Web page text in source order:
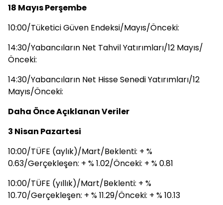
18 Mayıs Perşembe
10:00/Tüketici Güven Endeksi/Mayıs/Önceki:
14:30/Yabancıların Net Tahvil Yatırımları/12 Mayıs/
Önceki:
14:30/Yabancıların Net Hisse Senedi Yatırımları/12
Mayıs/Önceki:
Daha Önce Açıklanan Veriler
3 Nisan Pazartesi
10:00/TÜFE (aylık)/Mart/Beklenti: + %
0.63/Gerçekleşen: + % 1.02/Önceki: + % 0.81
10:00/TÜFE (yıllık)/Mart/Beklenti: + %
10.70/Gerçekleşen: + % 11.29/Önceki: + % 10.13